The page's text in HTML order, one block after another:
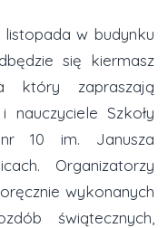
w budynku
się kiermasz
który zapraszają
nauczyciele Szkoły
10 im. Janusza
Organizatorzy
wykonanych
świątecznych,